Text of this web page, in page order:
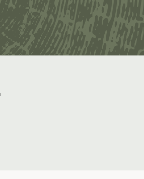
فارسی،
로그어